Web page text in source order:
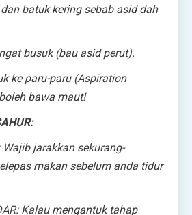
batuk kering sebab asid dah
busuk (bau asid perut).
ke paru-paru (Aspiration
bawa maut!
Wajib jarakkan sekurang-
makan sebelum anda tidur
Kalau mengantuk tahap